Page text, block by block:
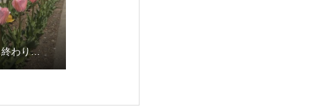
終わり…